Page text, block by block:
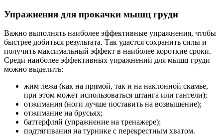
Упражнения для прокачки мышц груди
Важно выполнять наиболее эффективные упражнения, чтобы
быстрее добиться результата. Так удастся сохранить силы и
получить максимальный эффект в наиболее короткие сроки.
Среди наиболее эффективных упражнений для мышц груди
можно выделить:
жим лежа (как на прямой, так и на наклонной скамье,
при этом может использоваться штанга или гантели);
отжимания (ноги лучше поставить на возвышение);
отжимание на брусьях;
баттерфляй (упражнение на тренажере);
подтягивания на турнике с перекрестным хватом.